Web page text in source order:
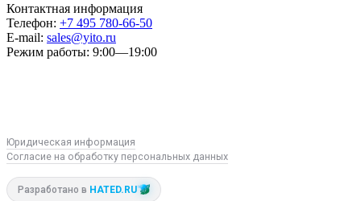
Контактная информация
Телефон: +7 495 780-66-50
E-mail: sales@yito.ru
Режим работы: 9:00—19:00
Юридическая информация
Согласие на обработку персональных данных
Разработано в HATED.RU